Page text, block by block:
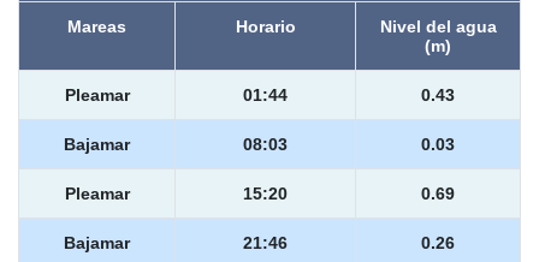
Mareas Horario
Nivel del agua
(m)
Pleamar 01:44 0.43
Bajamar 08:03 0.03
Pleamar 15:20 0.69
Bajamar 21:46 0.26